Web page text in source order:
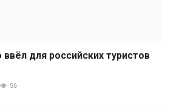
для российских туристов
56